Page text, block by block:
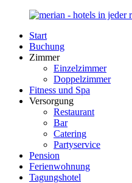
Zurück
Inhalt
Merian-
Hotel.de
Portal
Unterkunft
Deutschland
Start
Buchung
Zimmer
Einzelzimmer
Doppelzimmer
Fitness und Spa
Versorgung
Restaurant
Bar
Catering
Partyservice
Pension
Ferienwohnung
Tagungshotel